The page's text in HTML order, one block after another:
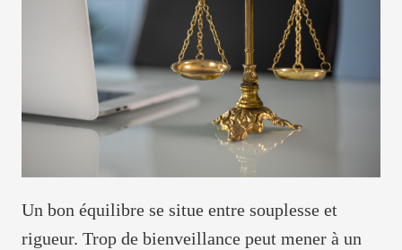
Un bon équilibre se situe entre souplesse et
rigueur. Trop de bienveillance peut mener à un